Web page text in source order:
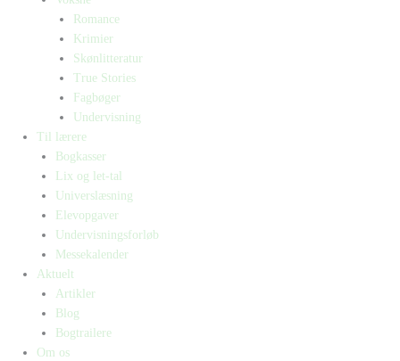
Romance
Krimier
Skønlitteratur
True Stories
Fagbøger
Undervisning
Til lærere
Bogkasser
Lix og let-tal
Universlæsning
Elevopgaver
Undervisningsforløb
Messekalender
Aktuelt
Artikler
Blog
Bogtrailere
Om os